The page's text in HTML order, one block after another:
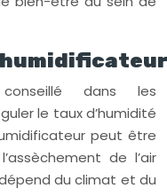
dans les
le taux d’humidité
peut être
de l’air
du climat et du